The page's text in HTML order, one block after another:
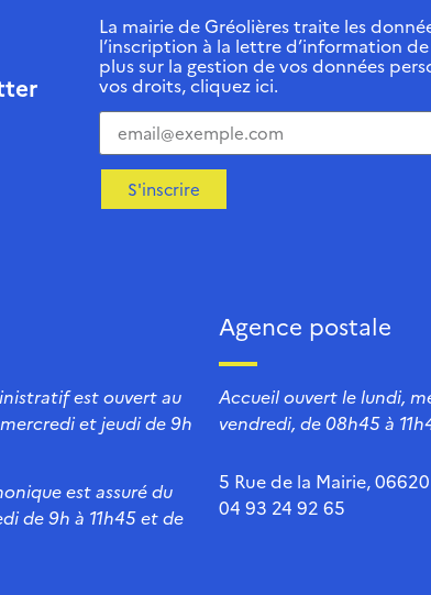
La mairie de Gréolières traite les
l’inscription à la lettre d’information
plus sur la gestion de vos données
vos droits, cliquez ici.
S'inscrire
est ouvert au
et jeudi de 9h
est assuré du
de 9h à 11h45 et de
Agence postale
Accueil ouvert le lundi,
vendredi, de 08h45 à
5 Rue de la Mairie,
04 93 24 92 65